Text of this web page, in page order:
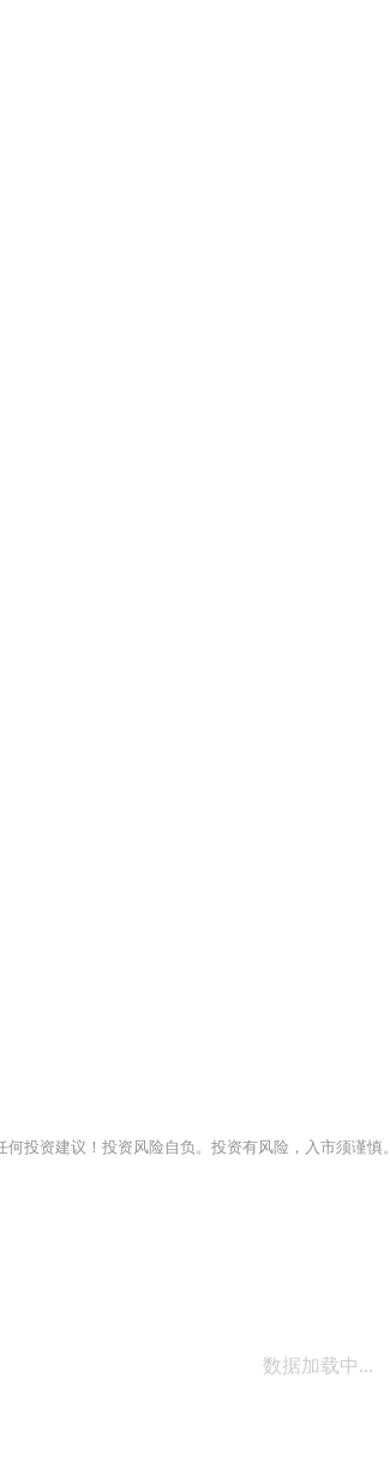
投资建议！投资风险自负。投资有风险，入市须谨慎。
数据加载中...